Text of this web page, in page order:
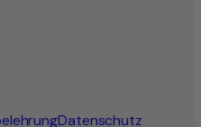
Datenschutz